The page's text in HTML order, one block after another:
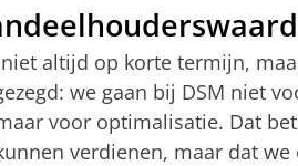
altijd op korte termijn,
we gaan bij DSM niet
voor optimalisatie. Dat
verdienen, maar dat we